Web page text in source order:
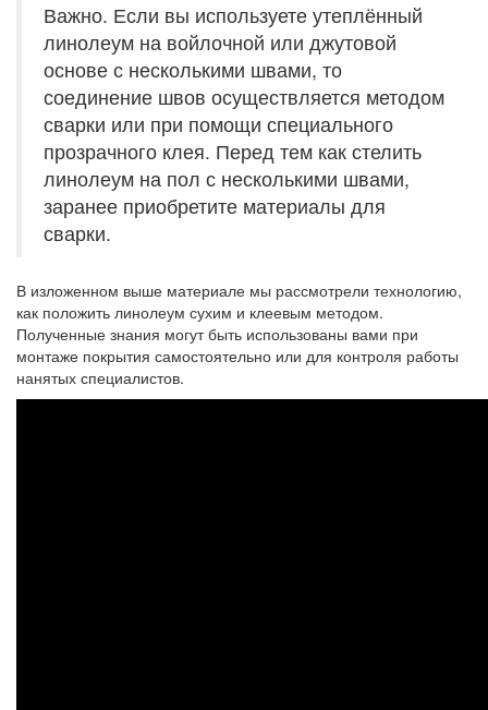
Важно. Если вы используете утеплённый
линолеум на войлочной или джутовой
основе с несколькими швами, то
соединение швов осуществляется методом
сварки или при помощи специального
прозрачного клея. Перед тем как стелить
линолеум на пол с несколькими швами,
заранее приобретите материалы для
сварки.
В изложенном выше материале мы рассмотрели технологию,
как положить линолеум сухим и клеевым методом.
Полученные знания могут быть использованы вами при
монтаже покрытия самостоятельно или для контроля работы
нанятых специалистов.